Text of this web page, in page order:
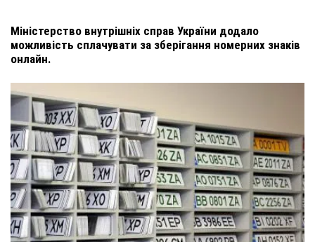
Міністерство внутрішніх справ України додало
можливість сплачувати за зберігання номерних знаків
онлайн.